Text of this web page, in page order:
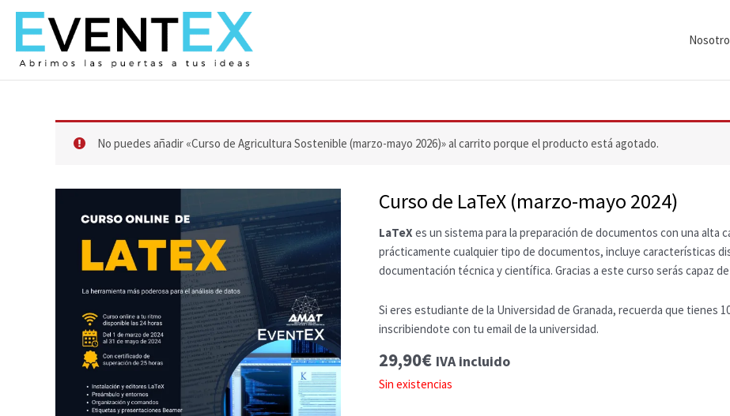
contenido
No puedes añadir «Curso de Agricultura Sostenible (marzo-mayo 2026)» al carrito porque el producto está agotado.
Curso de LaTeX (marzo-mayo 2024)
LaTeX es un sistema para la preparación de documentos con una alta
prácticamente cualquier tipo de documentos, incluye características
documentación técnica y científica. Gracias a este curso serás capaz
Si eres estudiante de la Universidad de Granada, recuerda que tienes
inscribiendote con tu email de la universidad.
29,90€ IVA incluido
Sin existencias